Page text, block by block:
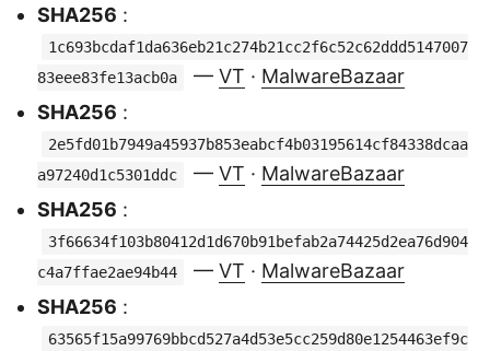
SHA256 :
1c693bcdaf1da636eb21c274b21cc2f6c52c62ddd5147007
83eee83fe13acb0a
— VT · MalwareBazaar
SHA256 :
2e5fd01b7949a45937b853eabcf4b03195614cf84338dcaa
a97240d1c5301ddc
— VT · MalwareBazaar
SHA256 :
3f66634f103b80412d1d670b91befab2a74425d2ea76d904
c4a7ffae2ae94b44
— VT · MalwareBazaar
SHA256 :
63565f15a99769bbcd527a4d53e5cc259d80e1254463ef9c